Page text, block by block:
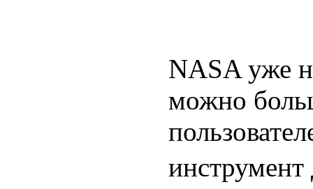
NASA уже
можно
инструмент